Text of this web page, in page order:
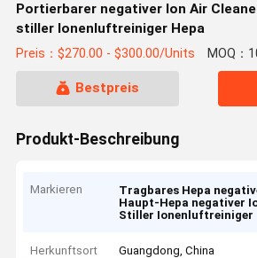
Portierbarer negativer Ion Air
stiller Ionenluftreiniger Hepa
Preis：$270.00 - $300.00/Units MOQ：
Bestpreis
Produkt-Beschreibung
Markieren Tragbares Hepa
Haupt-Hepa negativer
Stiller Ionenluftreiniger
Herkunftsort Guangdong, China